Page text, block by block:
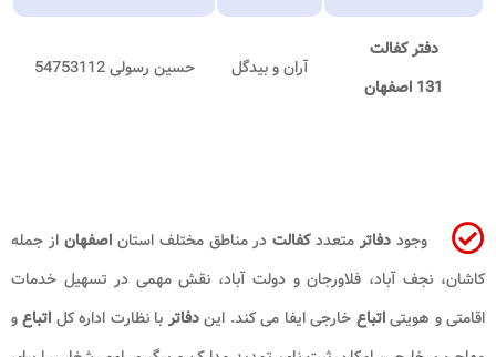
دفتر کفالت
131 اصفهان
آران و بیدگل حسین رسولی 54753112
وجود دفاترمتعددکفالت در مناطق مختلف استاناصفهاناز جمله
کاشان، نجف آباد، فلاورجان و دولت آباد، نقش مهمی در تسهیل خدمات
اقامتی و هویتیاتباع خارجی ایفا می کند. ایندفاتربا نظارت اداره کل اتباعو